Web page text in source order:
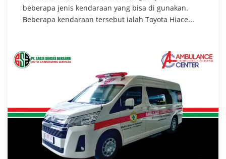
beberapa jenis kendaraan yang bisa di gunakan.
Beberapa kendaraan tersebut ialah Toyota Hiace...